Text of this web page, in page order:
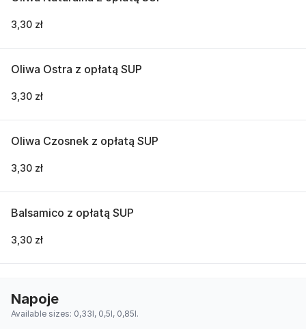
3,30 zł
Oliwa Ostra z opłatą SUP
3,30 zł
Oliwa Czosnek z opłatą SUP
3,30 zł
Balsamico z opłatą SUP
3,30 zł
Napoje
Available sizes: 0,33l, 0,5l, 0,85l.